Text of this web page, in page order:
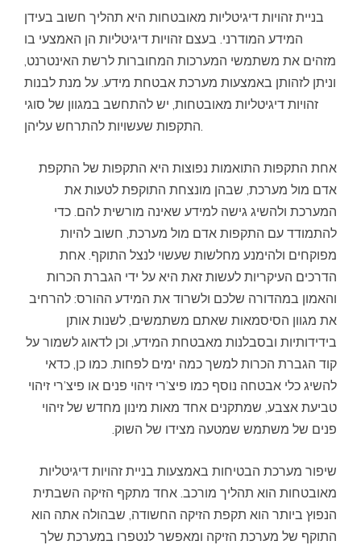
בניית זהויות דיגיטליות מאובטחות היא תהליך חשוב בעידן
המידע המודרני. בעצם זהויות דיגיטליות הן האמצעי בו
מזהים את משתמשי המערכות המחוברות לרשת האינטרנט,
וניתן לזהותן באמצעות מערכת אבטחת מידע. על מנת לבנות
זהויות דיגיטליות מאובטחות, יש להתחשב במגוון של סוגי
התקפות שעשויות להתרחש עליהן.
אחת התקפות התואמות נפוצות היא התקפות של התקפת
אדם מול מערכת, שבהן מונצחת התוקפת לטעות את
המערכת ולהשיג גישה למידע שאינה מורשית להם. כדי
להתמודד עם התקפות אדם מול מערכת, חשוב להיות
מפוקחים ולהימנע מחלשות שעשוי לנצל התוקף. אחת
הדרכים העיקריות לעשות זאת היא על ידי הגברת הכרות
והאמון במהדורה שלכם ולשרוד את המידע ההורס: להרחיב
את מגוון הסיסמאות שאתם משתמשים, לשנות אותן
בידידותיות ובסבלנות מאבטחת המידע, וכן לדאוג לשמור על
קוד הגברת הכרות למשך כמה ימים לפחות. כמו כן, כדאי
להשיג כלי אבטחה נוסף כמו פיצ’רי זיהוי פנים או פיצ’רי זיהוי
טביעת אצבע, שמתקנים אחד מאות מינון מחדש של זיהוי
פנים של משתמש שמטעה מצידו של השוק.
שיפור מערכת הבטיחות באמצעות בניית זהויות דיגיטליות
מאובטחות הוא תהליך מורכב. אחד מתקף הזיקה השבתית
הנפוץ ביותר הוא תקפת הזיקה החשודה, שבהולה אתה הוא
התוקף של מערכת הזיקה ומאפשר לנטפרו במערכת שלך